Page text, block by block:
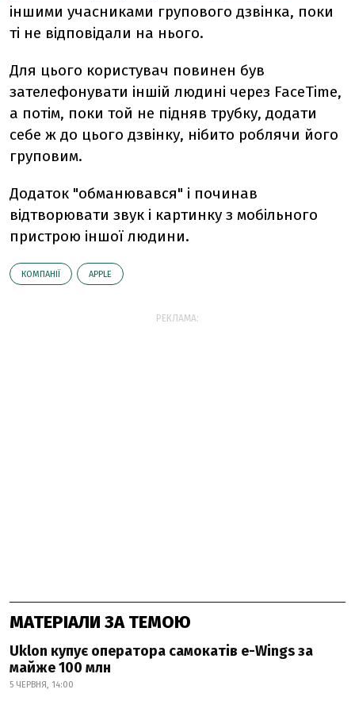
іншими учасниками групового дзвінка, поки
ті не відповідали на нього.
Для цього користувач повинен був
зателефонувати іншій людині через FaceTime,
а потім, поки той не підняв трубку, додати
себе ж до цього дзвінку, нібито роблячи його
груповим.
Додаток "обманювався" і починав
відтворювати звук і картинку з мобільного
пристрою іншої людини.
КОМПАНІЇ АPPLE
РЕКЛАМА:
МАТЕРІАЛИ ЗА ТЕМОЮ
Uklon купує оператора самокатів e-Wings за
майже 100 млн
5 ЧЕРВНЯ, 14:00